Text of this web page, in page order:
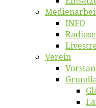
INFO
Ver­ein